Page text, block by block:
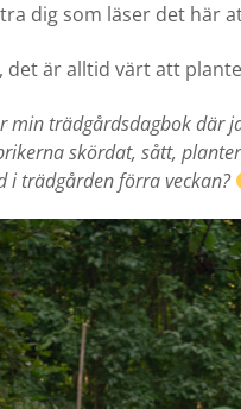
dig som läser det här
det är alltid värt att
min trädgårdsdagbok där
skördat, sått,
i trädgården förra veckan?